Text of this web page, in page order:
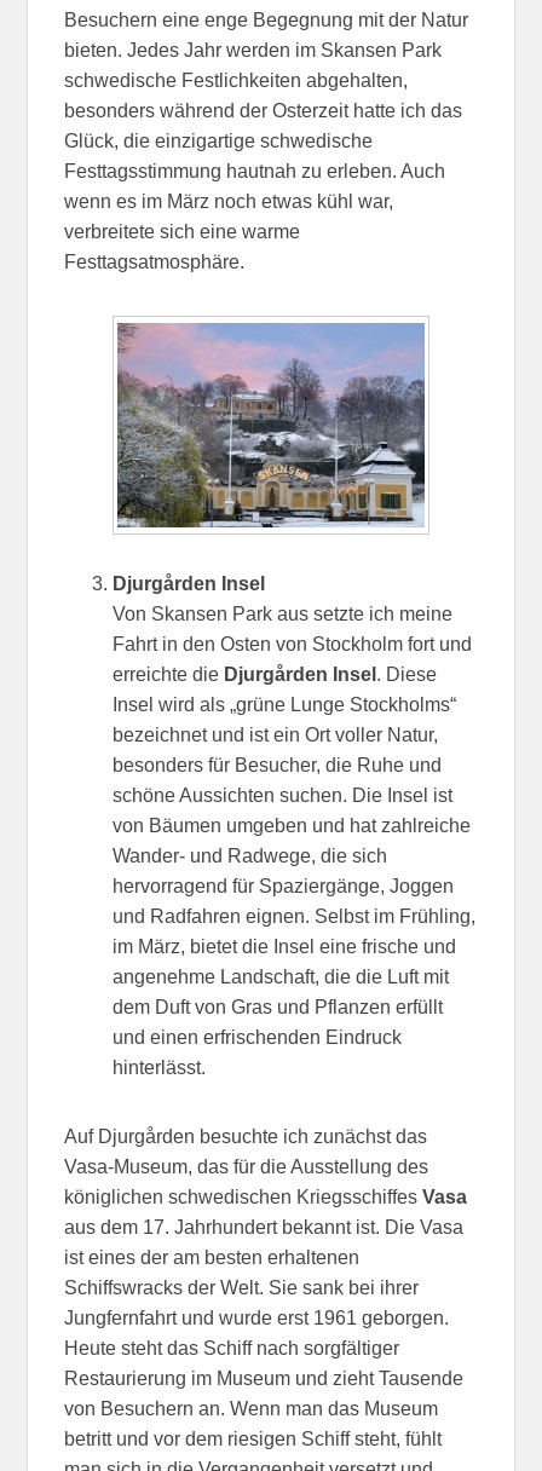
Besuchern eine enge Begegnung mit der Natur
bieten. Jedes Jahr werden im Skansen Park
schwedische Festlichkeiten abgehalten,
besonders während der Osterzeit hatte ich das
Glück, die einzigartige schwedische
Festtagsstimmung hautnah zu erleben. Auch
wenn es im März noch etwas kühl war,
verbreitete sich eine warme
Festtagsatmosphäre.
Djurgården Insel
Von Skansen Park aus setzte ich meine
Fahrt in den Osten von Stockholm fort und
erreichte die Djurgården Insel . Diese
Insel wird als „grüne Lunge Stockholms“
bezeichnet und ist ein Ort voller Natur,
besonders für Besucher, die Ruhe und
schöne Aussichten suchen. Die Insel ist
von Bäumen umgeben und hat zahlreiche
Wander- und Radwege, die sich
hervorragend für Spaziergänge, Joggen
und Radfahren eignen. Selbst im Frühling,
im März, bietet die Insel eine frische und
angenehme Landschaft, die die Luft mit
dem Duft von Gras und Pflanzen erfüllt
und einen erfrischenden Eindruck
hinterlässt.
Auf Djurgården besuchte ich zunächst das
Vasa-Museum, das für die Ausstellung des
königlichen schwedischen KriegsschiffesVasa
aus dem 17. Jahrhundert bekannt ist. Die Vasa
ist eines der am besten erhaltenen
Schiffswracks der Welt. Sie sank bei ihrer
Jungfernfahrt und wurde erst 1961 geborgen.
Heute steht das Schiff nach sorgfältiger
Restaurierung im Museum und zieht Tausende
von Besuchern an. Wenn man das Museum
betritt und vor dem riesigen Schiff steht, fühlt